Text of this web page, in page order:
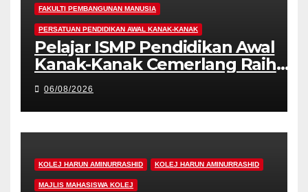
FAKULTI PEMBANGUNAN MANUSIA
PERSATUAN PENDIDIKAN AWAL KANAK-KANAK
Pelajar ISMP Pendidikan Awal
Kanak-Kanak Cemerlang Raih
Pengiktirafan Antarabangsa di
IAM2026
06/08/2026
KOLEJ HARUN AMINURRASHID KOLEJ HARUN AMINURRASHID
MAJLIS MAHASISWA KOLEJ